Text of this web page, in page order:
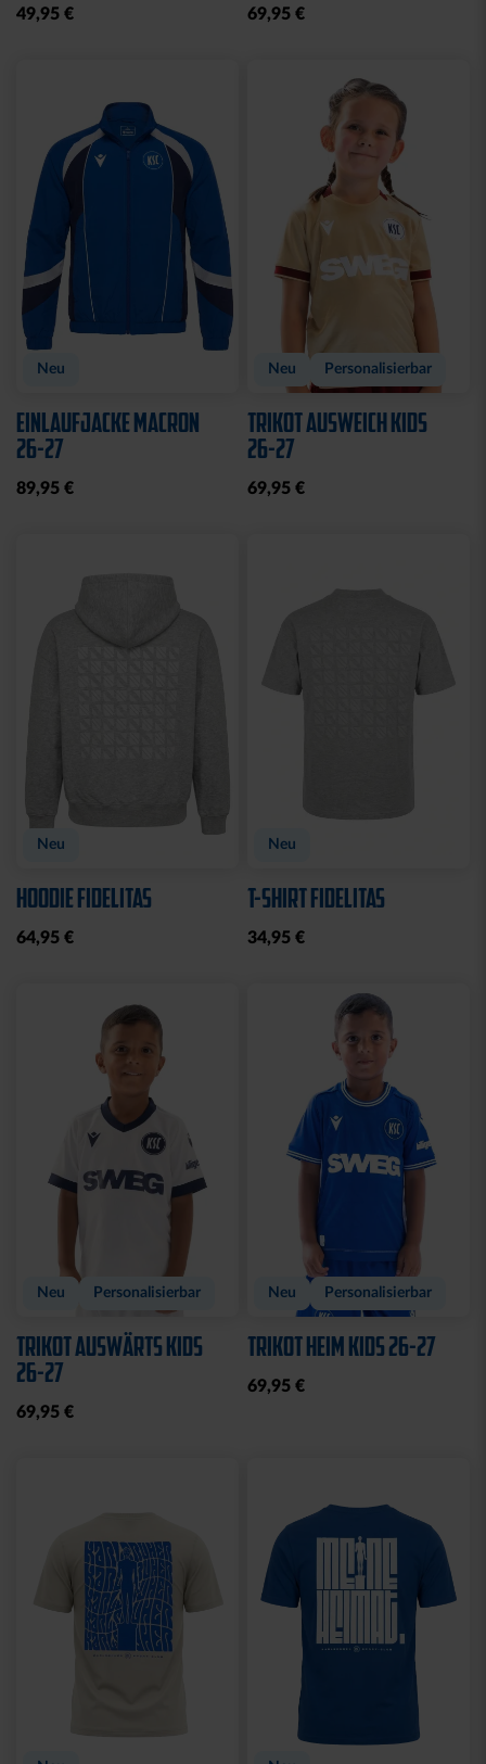
49,95 € 69,95 €
Neu
EINLAUFJACKE MACRON
26-27
89,95 €
Neu Personalisierbar
TRIKOT AUSWEICH KIDS
26-27
69,95 €
Neu
HOODIE FIDELITAS
64,95 €
Neu
T-SHIRT FIDELITAS
34,95 €
Neu Personalisierbar
TRIKOT AUSWÄRTS KIDS
26-27
69,95 €
Neu Personalisierbar
TRIKOT HEIM KIDS 26-27
69,95 €